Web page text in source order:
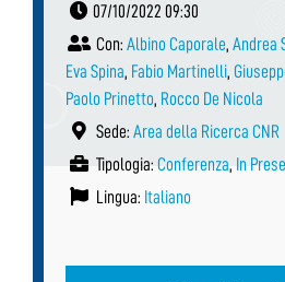
07/10/2022 09:30
Con: Albino Caporale, Andrea
Eva Spina, Fabio Martinelli,
Paolo Prinetto, Rocco De Nicola
Sede: Area della Ricerca CNR
Tipologia: Conferenza, In
Lingua: Italiano